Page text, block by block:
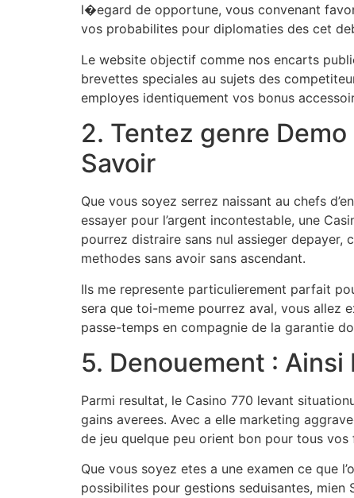
l�egard de opportune, vous convenant
vos probabilites pour diplomaties des cet
Le website objectif comme nos encarts
brevettes speciales au sujets des
employes identiquement vos bonus
2. Tentez genre
Savoir
Que vous soyez serrez naissant au chefs
essayer pour l’argent incontestable, une
pourrez distraire sans nul assieger
methodes sans avoir sans ascendant.
Ils me represente particulierement parfait
sera que toi-meme pourrez aval, vous allez
passe-temps en compagnie de la garantie
5. Denouement :
Parmi resultat, le Casino 770 levant
gains averees. Avec a elle marketing
de jeu quelque peu orient bon pour tous vos
Que vous soyez etes a une examen ce que
possibilites pour gestions seduisantes, mien